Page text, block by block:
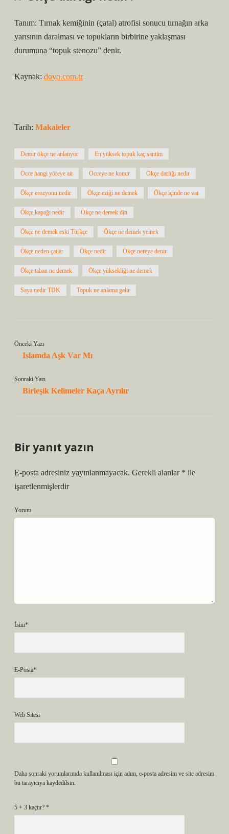
Tanım: Tırnak kemiğinin (çatal) atrofisi sonucu tırnağın arka
yarısının daralması ve topukların birbirine yaklaşması
durumuna “topuk stenozu” denir.
Kaynak: doyo.com.tr
Tarih: Makaleler
Demir ökçe ne anlatıyor En yüksek topuk kaç santim
Öcce hangi yöreye ait Öcceye ne konur Ökçe darlığı nedir
Ökçe erozyonu nedir Ökçe eziği ne demek Ökçe içinde ne var
Ökçe kapağı nedir Ökçe ne demek din
Ökçe ne demek eski Türkçe Ökçe ne demek yemek
Ökçe neden çatlar Ökçe nedir Ökçe nereye denir
Ökçe taban ne demek Ökçe yüksekliği ne demek
Saya nedir TDK Topuk ne anlama gelir
Önceki Yazı
Islamda Aşk Var Mı
Sonraki Yazı
Birleşik Kelimeler Kaça Ayrılır
Bir yanıt yazın
E-posta adresiniz yayınlanmayacak. Gerekli alanlar * ile
işaretlenmişlerdir
Yorum
İsim*
E-Posta*
Web Sitesi
Daha sonraki yorumlarımda kullanılması için adım, e-posta adresim ve site adresim
bu tarayıcıya kaydedilsin.
5 + 3 kaçtır? *